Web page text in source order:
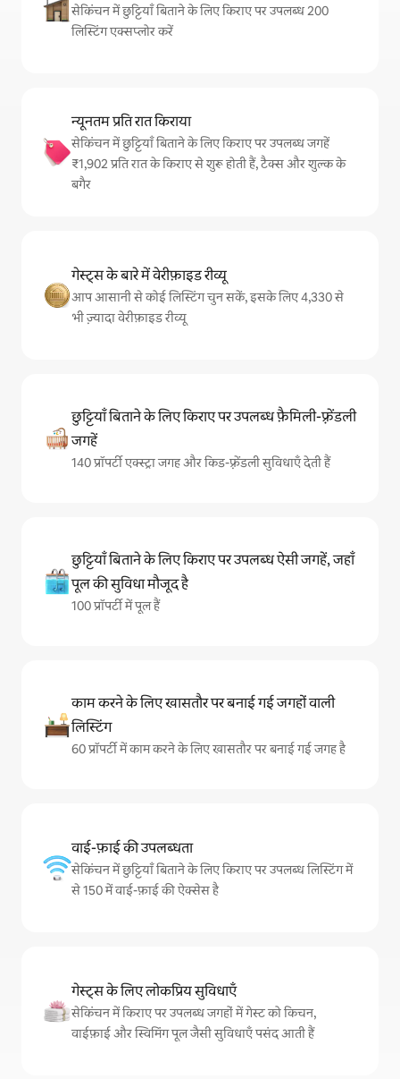
सेकिंचन में छुट्टियाँ बिताने के लिए किराए पर उपलब्ध 200
लिस्टिंग एक्सप्लोर करें
न्यूनतम प्रति रात किराया
सेकिंचन में छुट्टियाँ बिताने के लिए किराए पर उपलब्ध जगहें
₹1,902 प्रति रात के किराए से शुरू होती हैं, टैक्स और शुल्क के
बगैर
गेस्ट्स के बारे में वेरीफ़ाइड रीव्यू
आप आसानी से कोई लिस्टिंग चुन सकें, इसके लिए 4,330 से
भी ज़्यादा वेरीफ़ाइड रीव्यू
छुट्टियाँ बिताने के लिए किराए पर उपलब्ध फ़ैमिली-फ़्रेंडली
जगहें
140 प्रॉपर्टी एक्स्ट्रा जगह और किड-फ़्रेंडली सुविधाएँ देती हैं
छुट्टियाँ बिताने के लिए किराए पर उपलब्ध ऐसी जगहें, जहाँ
पूल की सुविधा मौजूद है
100 प्रॉपर्टी में पूल हैं
काम करने के लिए खासतौर पर बनाई गई जगहों वाली
लिस्टिंग
60 प्रॉपर्टी में काम करने के लिए खासतौर पर बनाई गई जगह है
वाई-फ़ाई की उपलब्धता
सेकिंचन में छुट्टियाँ बिताने के लिए किराए पर उपलब्ध लिस्टिंग में
से 150 में वाई-फ़ाई की ऐक्सेस है
गेस्ट्स के लिए लोकप्रिय सुविधाएँ
सेकिंचन में किराए पर उपलब्ध जगहों में गेस्ट को किचन,
वाईफ़ाई और स्विमिंग पूल जैसी सुविधाएँ पसंद आती हैं